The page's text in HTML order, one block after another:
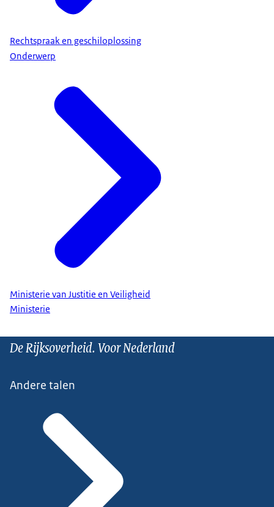
Rechtspraak en geschiloplossing
Onderwerp
Ministerie van Justitie en Veiligheid
Ministerie
De Rijksoverheid. Voor Nederland
Andere talen